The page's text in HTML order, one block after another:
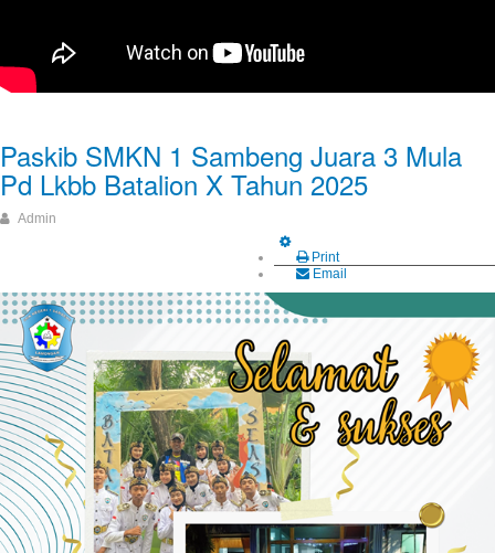
Paskib SMKN 1 Sambeng Juara 3 Mula
Pd Lkbb Batalion X Tahun 2025
Admin
Print
Email